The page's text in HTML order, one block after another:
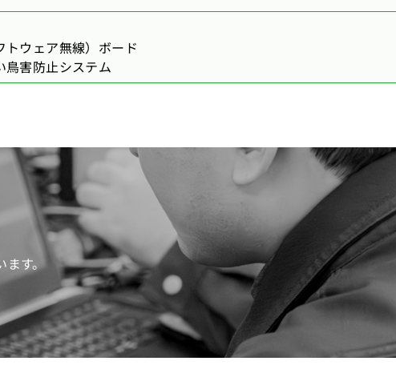
ウェア無線）ボード
害防止システム
ます。